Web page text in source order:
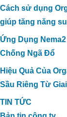
Cách sử dụng
giúp tăng năng
Ứng Dụng
Chống Ngã Đổ
Hiệu Quả Của
Sầu Riêng Từ
TIN TỨC